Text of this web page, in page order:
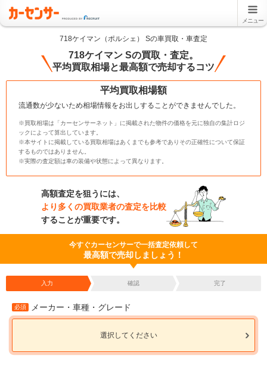
メニュー
718ケイマン（ポルシェ） Sの車買取・車査定
718ケイマン Sの買取・査定。
平均買取相場と最高額で売却するコツ
平均買取相場額
流通数が少ないため相場情報をお出しすることができませんでした。
※買取相場は「カーセンサーネット」に掲載された物件の価格を元に独自の集計ロジ
ックによって算出しています。
※本サイトに掲載している買取相場はあくまでも参考でありその正確性について保証
するものではありません。
※実際の査定額は車の装備や状態によって異なります。
高額査定を狙うには、
より多くの買取業者の査定を比較
することが重要です。
今すぐカーセンサーで一括査定依頼して
最高額で売却しましょう！
入力 確認 完了
必須 メーカー・車種・グレード
選択してください